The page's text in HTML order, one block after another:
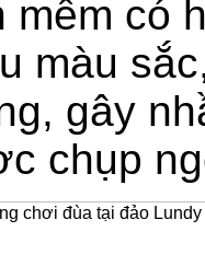
mềm có
màu
gây
chụp